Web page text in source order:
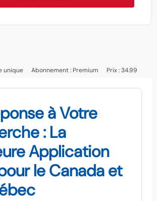
unique Abonnement : Premium Prix : 34.99
à Votre
: La
Application
le Canada et